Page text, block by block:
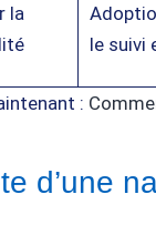
la
le suivi
:
d’une